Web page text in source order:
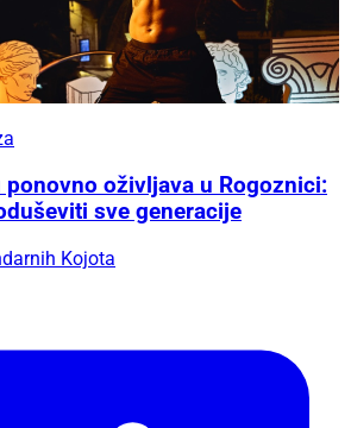
ponovno oživljava u Rogoznici:
sve generacije
Kojota